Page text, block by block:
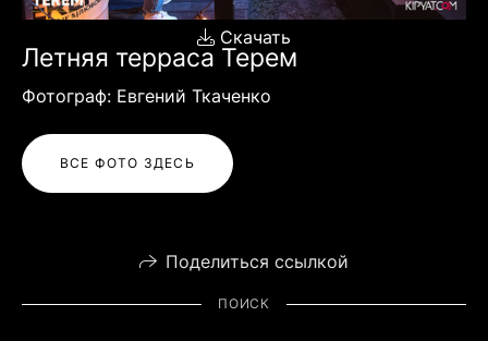
Скачать
Летняя терраса Терем
Фотограф: Евгений Ткаченко
ВСЕ ФОТО ЗДЕСЬ
Поделиться ссылкой
ПОИСК